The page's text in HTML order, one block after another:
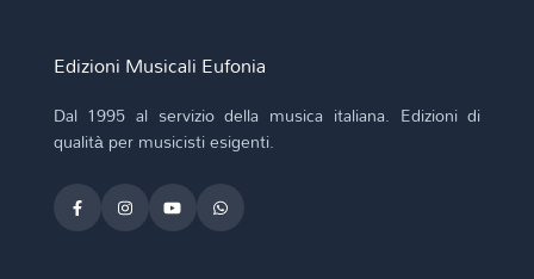
Edizioni Musicali Eufonia
Dal 1995 al servizio della musica italiana. Edizioni di
qualità per musicisti esigenti.